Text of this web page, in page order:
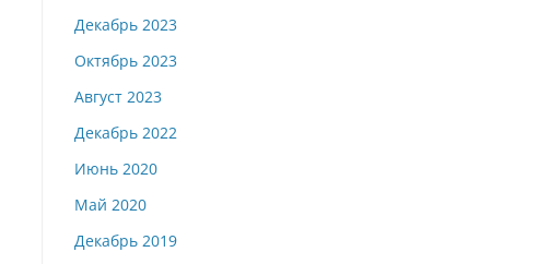
Декабрь 2023
Октябрь 2023
Август 2023
Декабрь 2022
Июнь 2020
Май 2020
Декабрь 2019